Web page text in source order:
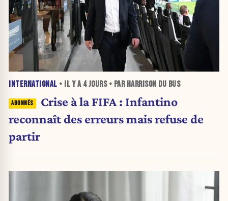
INTERNATIONAL • IL Y A 4 JOURS• PAR HARRISON DU BUS
Crise à la FIFA : Infantino
reconnaît des erreurs mais refuse de
partir